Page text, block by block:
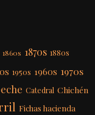
1860s 1870s 1880s
1950s 1960s 1970s
Catedral Chichén
Fichas hacienda